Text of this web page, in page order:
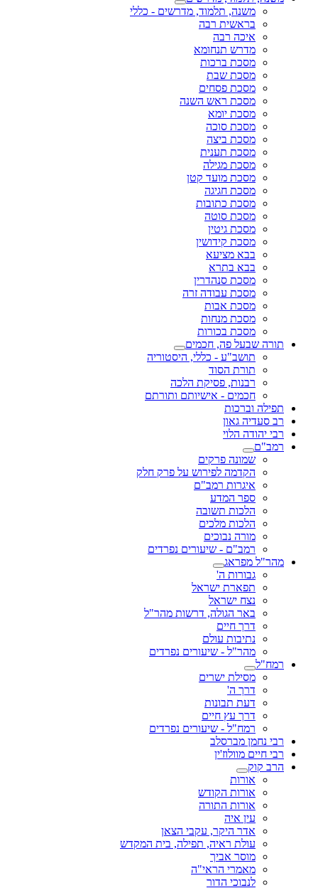
משנה, תלמוד, מדרשים - כללי
בראשית רבה
איכה רבה
מדרש תנחומא
מסכת ברכות
מסכת שבת
מסכת פסחים
מסכת ראש השנה
מסכת יומא
מסכת סוכה
מסכת ביצה
מסכת תענית
מסכת מגילה
מסכת מועד קטן
מסכת חגיגה
מסכת כתובות
מסכת סוטה
מסכת גיטין
מסכת קידושין
בבא מציעא
בבא בתרא
מסכת סנהדרין
מסכת עבודה זרה
מסכת אבות
מסכת מנחות
מסכת בכורות
תורה שבעל פה, חכמים
תושב"ע - כללי, היסטוריה
תורת הסוד
רבנות, פסיקת הלכה
חכמים - אישיותם ותורתם
תפילה וברכות
רב סעדיה גאון
רבי יהודה הלוי
רמב"ם
שמונה פרקים
הקדמה לפירוש על פרק חלק
איגרות רמב"ם
ספר המדע
הלכות תשובה
הלכות מלכים
מורה נבוכים
רמב"ם - שיעורים נפרדים
מהר"ל מפראג
גבורות ה'
תפארת ישראל
נצח ישראל
באר הגולה, דרשות מהר"ל
דרך חיים
נתיבות עולם
מהר"ל - שיעורים נפרדים
רמח"ל
מסילת ישרים
דרך ה'
דעת תבונות
דרך עץ חיים
רמח"ל - שיעורים נפרדים
רבי נחמן מברסלב
רבי חיים מוולוז'ין
הרב קוק
אורות
אורות הקודש
אורות התורה
עין איה
אדר היקר, עקבי הצאן
עולת ראיה, תפילה, בית המקדש
מוסר אביך
מאמרי הראי"ה
לנבוכי הדור